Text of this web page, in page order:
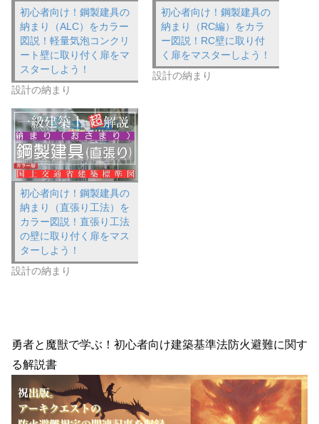
初心者向け！鋼製建具の
納まり（ALC）をカラー
図説！軽量気泡コンクリ
ート壁に取り付く扉をマ
スターしよう！
設計の納まり
初心者向け！鋼製建具の
納まり（RC編）をカラ
ー図説！RC壁に取り付
く扉をマスターしよう！
設計の納まり
初心者向け！鋼製建具の
納まり（直張り工法）を
カラー図説！直張り工法
の壁に取り付く扉をマス
ターしよう！
設計の納まり
勇者と魔獣で学ぶ！初心者向け建築基準法防火避難に関す
る解説書